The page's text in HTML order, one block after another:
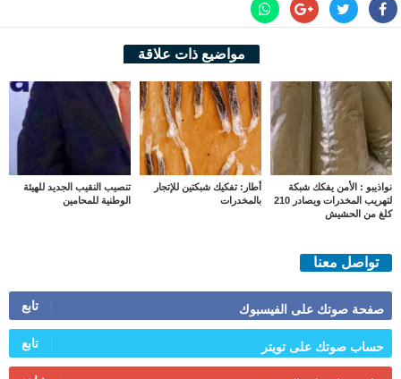
مواضيع ذات علاقة
نواذيبو : الأمن يفكك شبكة
لتهريب المخدرات ويصادر 210
كلغ من الحشيش
أطار: تفكيك شبكتين للإتجار
بالمخدرات
تنصيب النقيب الجديد للهيئة
الوطنية للمحامين
تواصل معنا
صفحة صوتك على الفيسبوك تابع
حساب صوتك على تويتر تابع